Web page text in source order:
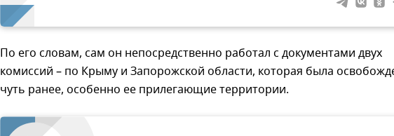
По его словам, сам он непосредственно работал с документами двух
комиссий – по Крыму и Запорожской области, которая была
чуть ранее, особенно ее прилегающие территории.